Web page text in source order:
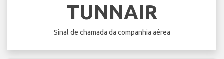
TUNNAIR
Sinal de chamada da companhia aérea